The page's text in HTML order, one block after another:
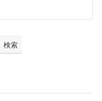
検索